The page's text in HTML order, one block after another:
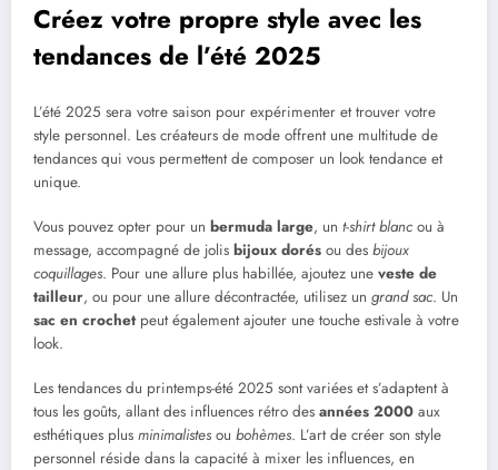
Créez votre propre style avec les
tendances de l’été 2025
L’été 2025 sera votre saison pour expérimenter et trouver votre
style personnel. Les créateurs de mode offrent une multitude de
tendances qui vous permettent de composer un look tendance et
unique.
Vous pouvez opter pour un bermuda large, un t-shirt blanc ou à
message, accompagné de jolis bijoux dorés ou des bijoux
coquillages. Pour une allure plus habillée, ajoutez une veste de
tailleur, ou pour une allure décontractée, utilisez un grand sac. Un
sac en crochetpeut également ajouter une touche estivale à votre
look.
Les tendances du printemps-été 2025 sont variées et s’adaptent à
tous les goûts, allant des influences rétro des années 2000 aux
esthétiques plus minimalistes ou bohèmes. L’art de créer son style
personnel réside dans la capacité à mixer les influences, en